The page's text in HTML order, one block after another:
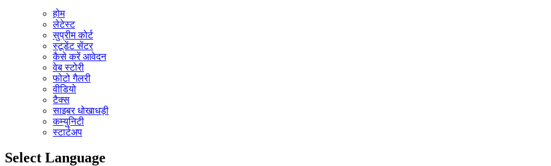
होम
लेटेस्ट
सुप्रीम कोर्ट
स्टूडेंट सेंटर
कैसे करें आवेदन
वेब स्टोरी
फोटो गैलरी
वीडियो
टैक्स
साइबर धोखाधड़ी
कम्युनिटी
स्टार्टअप
Select Language